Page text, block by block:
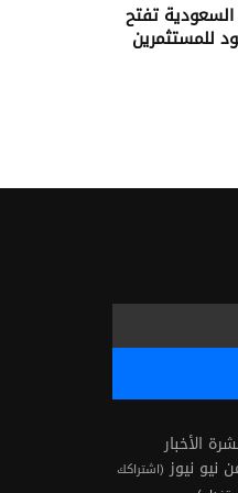
تفتح
للمستثمرين
الأخبار
نيو نيوز (اشتراكك